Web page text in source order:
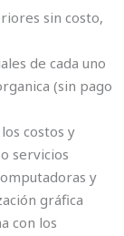
sin costo,
de cada uno
(sin pago
costos y
servicios
y
gráfica
con los